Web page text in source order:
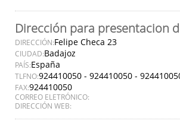
Dirección para presentacion
DIRECCIÓN:Felipe Checa 23
CIUDAD:Badajoz
PAÍS:España
TLFNO:924410050 - 924410050 -
FAX:924410050
CORREO ELETRÓNICO:
DIRECCIÓN WEB: